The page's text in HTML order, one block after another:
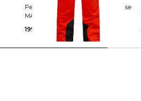
Peak Performance | Herren Skihose
MAROON HIPE® 2L Insulated
199,99 €
300,00 €